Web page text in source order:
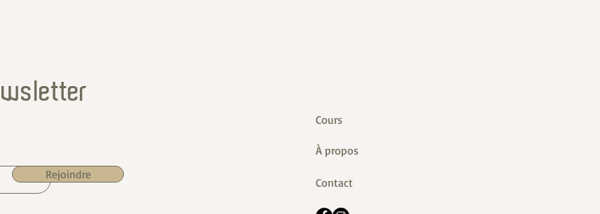
Rejoindre
Cours
À propos
Contact